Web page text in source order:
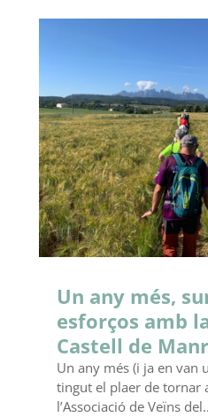
Un any més,
esforços amb
Castell de
Un any més (i ja en van
tingut el plaer de tornar
l’Associació de Veïns